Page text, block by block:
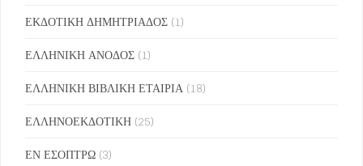
ΕΚΔΟΤΙΚΗ ΔΗΜΗΤΡΙΑΔΟΣ (1)
ΕΛΛΗΝΙΚΗ ΑΝΟΔΟΣ (1)
ΕΛΛΗΝΙΚΗ ΒΙΒΛΙΚΗ ΕΤΑΙΡΙΑ (18)
ΕΛΛΗΝΟΕΚΔΟΤΙΚΗ (25)
ΕΝ ΕΣΟΠΤΡΩ (3)